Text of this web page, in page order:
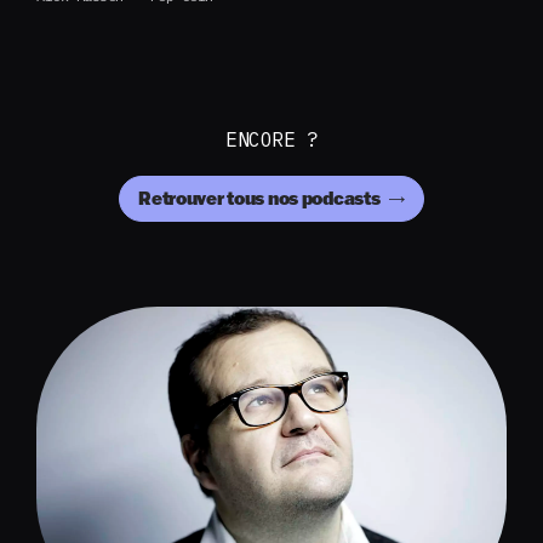
ENCORE ?
Retrouver tous nos podcasts